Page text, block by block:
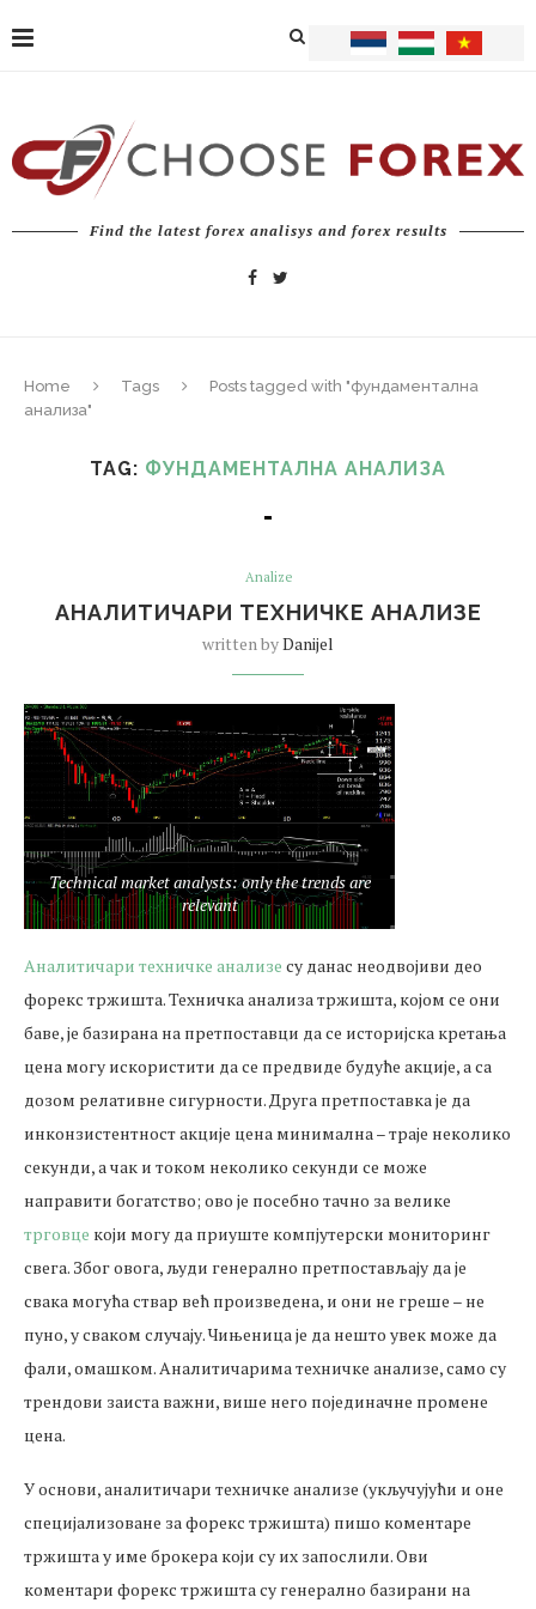
Find the latest forex analisys and forex results
Home Tags
Posts tagged with "фундаментална
анализа"
TAG: ФУНДАМЕНТАЛНА АНАЛИЗА
Analize
АНАЛИТИЧАРИ ТЕХНИЧКЕ АНАЛИЗЕ
written byDanijel
Technical market analysts: only the trends are
relevant
Аналитичари техничке анализе су данас неодвојиви део
форекс тржишта. Техничка анализа тржишта, којом се они
баве, је базирана на претпоставци да се историјска кретања
цена могу искористити да се предвиде будуће акције, а са
дозом релативне сигурности. Друга претпоставка је да
инконзистентност акције цена минимална – траје неколико
секунди, а чак и током неколико секунди се може
направити богатство; ово је посебно тачно за велике
трговце који могу да приуште компјутерски мониторинг
свега. Због овога, људи генерално претпостављају да је
свака могућа ствар већ произведена, и они не греше – не
пуно, у сваком случају. Чињеница је да нешто увек може да
фали, омашком. Аналитичарима техничке анализе, само су
трендови заиста важни, више него појединачне промене
цена.
У основи, аналитичари техничке анализе (укључујући и оне
специјализоване за форекс тржишта) пишо коментаре
тржишта у име брокера који су их запослили. Ови
коментари форекс тржишта су генерално базирани на